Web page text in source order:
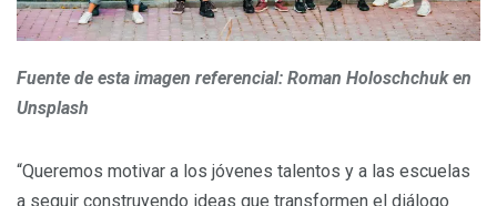
Fuente de esta imagen referencial: Roman Holoschchuk en
Unsplash
“Queremos motivar a los jóvenes talentos y a las escuelas
a seguir construyendo ideas que transformen el diálogo